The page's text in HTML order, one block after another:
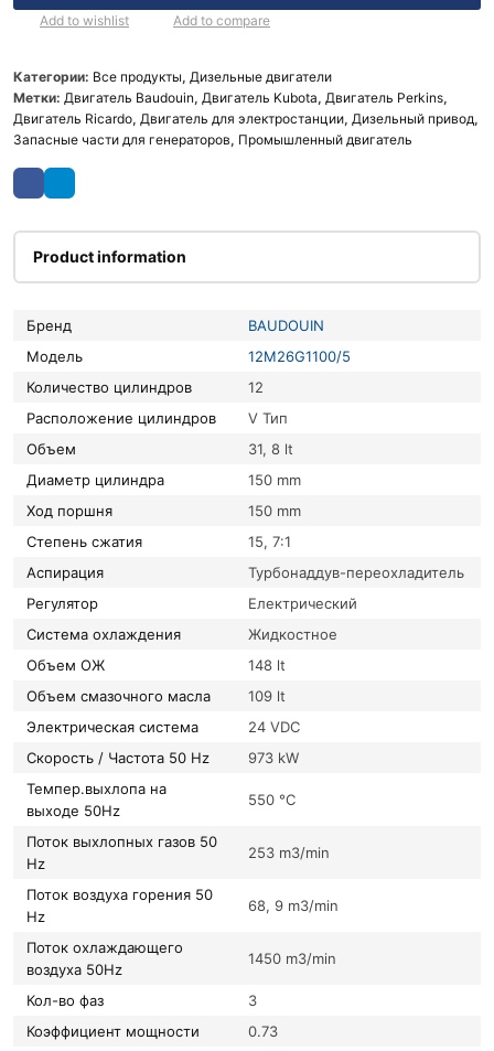
Add to wishlist Add to compare
Категории: Все продукты, Дизельные двигатели
Метки: Двигатель Baudouin, Двигатель Kubota, Двигатель Perkins,
Двигатель Ricardo, Двигатель для электростанции, Дизельный привод,
Запасные части для генераторов, Промышленный двигатель
Product information
Бренд
BAUDOUIN
Модель
12M26G1100/5
Количество цилиндров
12
Расположение цилиндров
V Тип
Объем
31, 8 lt
Диаметр цилиндра
150 mm
Ход поршня
150 mm
Степень сжатия
15, 7:1
Аспирация
Турбонаддув-переохладитель
Регулятор
Електрический
Система охлаждения
Жидкостное
Объем ОЖ
148 lt
Объем смазочного масла
109 lt
Электрическая система
24 VDC
Скорость / Частота 50 Hz
973 kW
Темпер.выхлопа на
выходе 50Hz
550 °C
Поток выхлопных газов 50
Hz
253 m3/min
Поток воздуха горения 50
Hz
68, 9 m3/min
Поток охлаждающего
воздуха 50Hz
1450 m3/min
Кол-во фаз
3
Коэффициент мощности
0.73